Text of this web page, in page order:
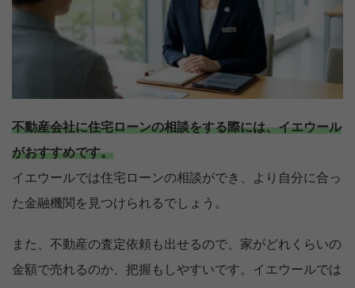
不動産会社に住宅ローンの相談をする際には、イエウール
がおすすめです。
イエウールでは住宅ローンの相談ができ、より自分に合っ
た金融機関を見つけられるでしょう。
また、不動産の査定依頼も出せるので、家がどれくらいの
金額で売れるのか、把握もしやすいです。イエウールでは